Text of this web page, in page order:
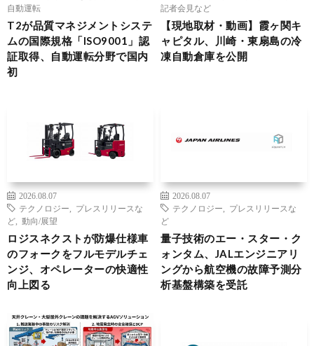
自動運転
T2が品質マネジメントシステ
ムの国際規格「ISO9001」認
証取得、自動運転分野で国内
初
記者会見など
【現地取材・動画】霞ヶ関キ
ャピタル、川崎・東扇島の冷
凍自動倉庫を公開
2026.08.07
テクノロジー
プレスリリースな
ど
動向/展望
ロジスネクストが防爆仕様車
のフォークをフルモデルチェ
ンジ、オペレーターの快適性
向上図る
2026.08.07
テクノロジー
プレスリリースな
ど
量子技術のエー・スター・ク
ォンタム、JALエンジニアリ
ングから航空機の故障予測分
析基盤構築を受託